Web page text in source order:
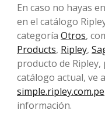
En caso no hayas
en el catálogo
categoría Otros,
Products, Ripley,
producto de
catálogo actual, ve
simple.ripley.com.pe
información.